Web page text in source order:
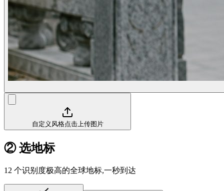
自定义风格点击上传图片
② 选地标
12 个识别度极高的全球地标,一秒到达